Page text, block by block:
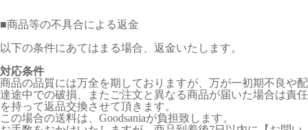
■商品等の不具合による返金
以下の条件にあてはまる場合、返金いたします。
対応条件
商品の品質には万全を期しておりますが、万が一初期不良や配
達途中での破損、またご注文と異なる商品が届いた場合は責任
を持って返品交換させて頂きます。
この場合の送料は、Goodsaniaが負担致します。